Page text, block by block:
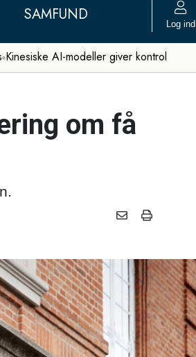
SAMFUND Log ind
Kinesiske AI-modeller giver kontrol
om få